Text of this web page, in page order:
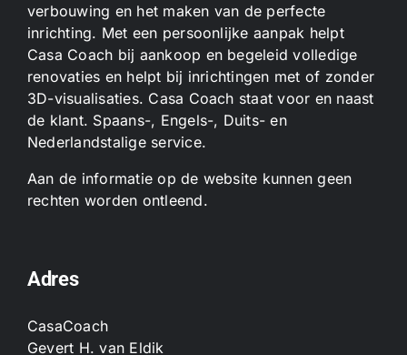
verbouwing en het maken van de perfecte
inrichting. Met een persoonlijke aanpak helpt
Casa Coach bij aankoop en begeleid volledige
renovaties en helpt bij inrichtingen met of zonder
3D-visualisaties. Casa Coach staat voor en naast
de klant. Spaans-, Engels-, Duits- en
Nederlandstalige service.
Aan de informatie op de website kunnen geen
rechten worden ontleend.
Adres
CasaCoach
Gevert H. van Eldik